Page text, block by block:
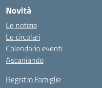
Novità
Le notizie
Le circolari
Calendario eventi
Ascaniando
Registro Famiglie